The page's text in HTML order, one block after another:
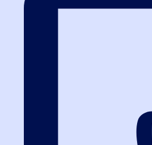
Руководитель отдела развития
участников закупок
тендер. Организовывал и